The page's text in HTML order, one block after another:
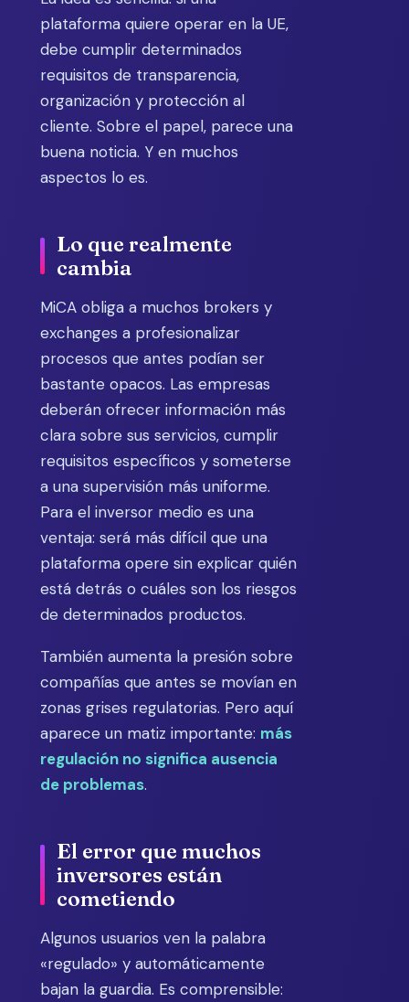
plataforma quiere operar en la UE,
debe cumplir determinados
requisitos de transparencia,
organización y protección al
cliente. Sobre el papel, parece una
buena noticia. Y en muchos
aspectos lo es.
Lo que realmente
cambia
MiCA obliga a muchos brokers y
exchanges a profesionalizar
procesos que antes podían ser
bastante opacos. Las empresas
deberán ofrecer información más
clara sobre sus servicios, cumplir
requisitos específicos y someterse
a una supervisión más uniforme.
Para el inversor medio es una
ventaja: será más difícil que una
plataforma opere sin explicar quién
está detrás o cuáles son los riesgos
de determinados productos.
También aumenta la presión sobre
compañías que antes se movían en
zonas grises regulatorias. Pero aquí
aparece un matiz importante: más
regulación no significa ausencia
de problemas.
El error que muchos
inversores están
cometiendo
Algunos usuarios ven la palabra
«regulado» y automáticamente
bajan la guardia. Es comprensible: